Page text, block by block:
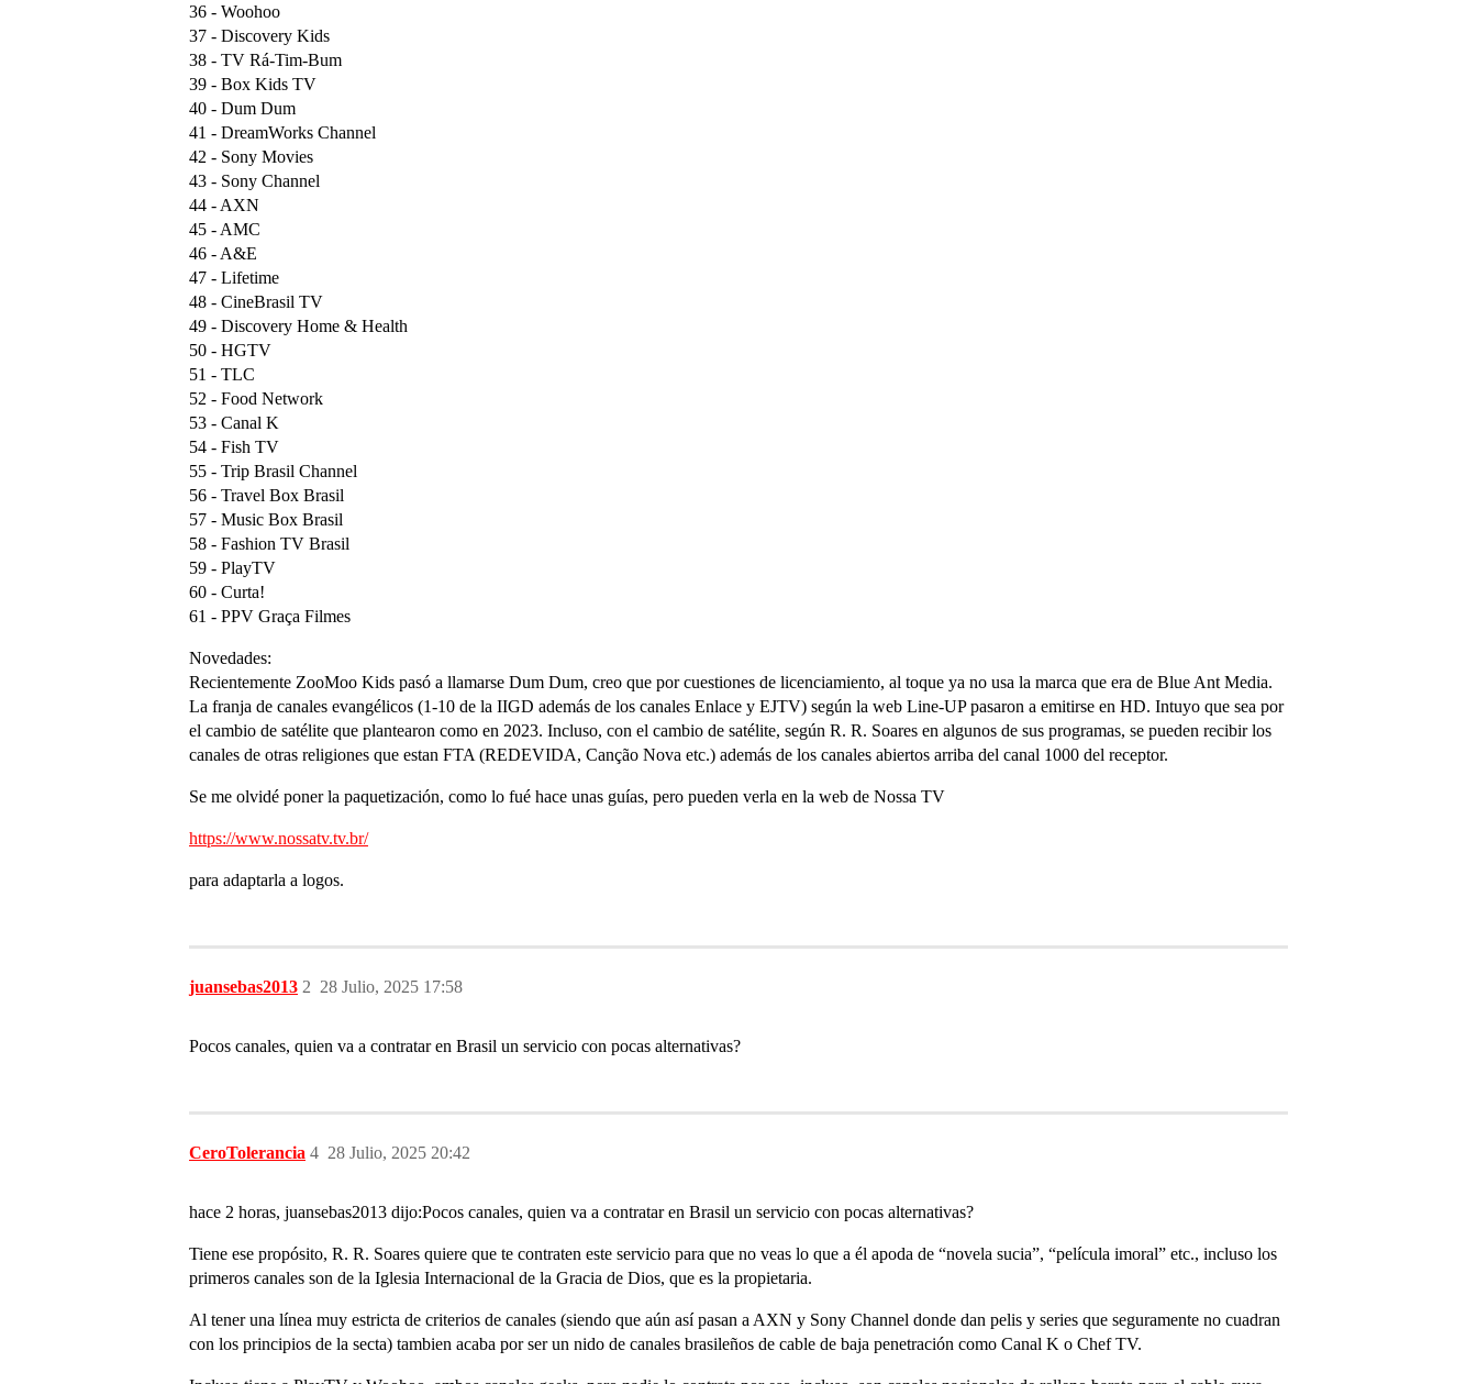
36 - Woohoo
37 - Discovery Kids
38 - TV Rá-Tim-Bum
39 - Box Kids TV
40 - Dum Dum
41 - DreamWorks Channel
42 - Sony Movies
43 - Sony Channel
44 - AXN
45 - AMC
46 - A&E
47 - Lifetime
48 - CineBrasil TV
49 - Discovery Home & Health
50 - HGTV
51 - TLC
52 - Food Network
53 - Canal K
54 - Fish TV
55 - Trip Brasil Channel
56 - Travel Box Brasil
57 - Music Box Brasil
58 - Fashion TV Brasil
59 - PlayTV
60 - Curta!
61 - PPV Graça Filmes
Novedades:
Recientemente ZooMoo Kids pasó a llamarse Dum Dum, creo que por cuestiones de licenciamiento, al toque ya no usa la marca que era de Blue Ant Media.
La franja de canales evangélicos (1-10 de la IIGD además de los canales Enlace y EJTV) según la web Line-UP pasaron a emitirse en HD. Intuyo que sea por
el cambio de satélite que plantearon como en 2023. Incluso, con el cambio de satélite, según R. R. Soares en algunos de sus programas, se pueden recibir los
canales de otras religiones que estan FTA (REDEVIDA, Canção Nova etc.) además de los canales abiertos arriba del canal 1000 del receptor.
Se me olvidé poner la paquetización, como lo fué hace unas guías, pero pueden verla en la web de Nossa TV
https://www.nossatv.tv.br/
para adaptarla a logos.
juansebas2013 28 Julio, 2025 17:58
2
Pocos canales, quien va a contratar en Brasil un servicio con pocas alternativas?
CeroTolerancia 28 Julio, 2025 20:42
4
hace 2 horas, juansebas2013 dijo:Pocos canales, quien va a contratar en Brasil un servicio con pocas alternativas?
Tiene ese propósito, R. R. Soares quiere que te contraten este servicio para que no veas lo que a él apoda de “novela sucia”, “película imoral” etc., incluso los
primeros canales son de la Iglesia Internacional de la Gracia de Dios, que es la propietaria.
Al tener una línea muy estricta de criterios de canales (siendo que aún así pasan a AXN y Sony Channel donde dan pelis y series que seguramente no cuadran
con los principios de la secta) tambien acaba por ser un nido de canales brasileños de cable de baja penetración como Canal K o Chef TV.